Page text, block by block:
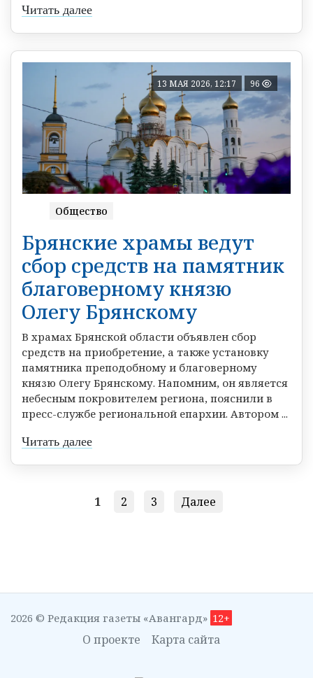
Читать далее
13 МАЯ 2026, 12:17 96
Общество
Брянские храмы ведут
сбор средств на памятник
благоверному князю
Олегу Брянскому
В храмах Брянской области объявлен сбор
средств на приобретение, а также установку
памятника преподобному и благоверному
князю Олегу Брянскому. Напомним, он является
небесным покровителем региона, пояснили в
пресс-службе региональной епархии. Автором ...
Читать далее
1 2 3 Далее
2026 © Редакция газеты «Авангард» 12+
О проекте Карта сайта